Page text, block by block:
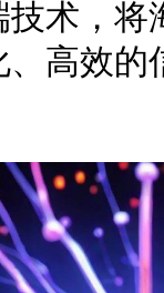
术，
高效的